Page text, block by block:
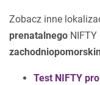
Zobacz inne
prenatalnego
Test NIFTY